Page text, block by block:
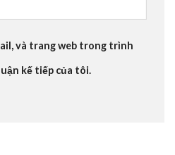
và trang web trong trình
kế tiếp của tôi.